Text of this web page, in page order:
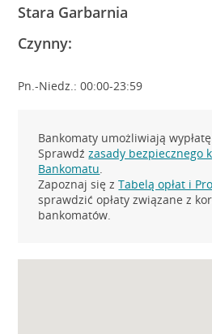
Stara Garbarnia
Czynny:
Pn.-Niedz.: 00:00-23:59
Bankomaty umożliwiają
Sprawdźzasady bezpiecznego
Bankomatu.
Zapoznaj się zTabelą opłat i
sprawdzić opłaty związane z
bankomatów.